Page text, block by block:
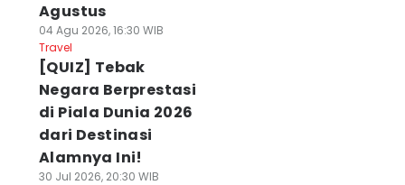
Agustus
04 Agu 2026, 16:30 WIB
Travel
[QUIZ] Tebak
Negara Berprestasi
di Piala Dunia 2026
dari Destinasi
Alamnya Ini!
30 Jul 2026, 20:30 WIB